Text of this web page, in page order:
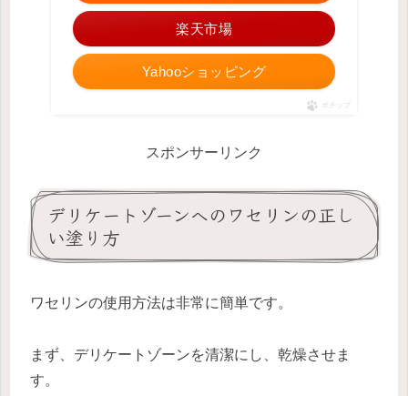
楽天市場
Yahooショッピング
ポチップ
スポンサーリンク
デリケートゾーンへのワセリンの正し
い塗り方
ワセリンの使用方法は非常に簡単です。
まず、デリケートゾーンを清潔にし、乾燥させま
す。